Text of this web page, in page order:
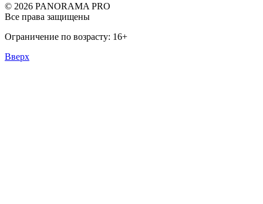
© 2026 PANORAMA PRO
Все права защищены
Ограничение по возрасту: 16+
Вверх